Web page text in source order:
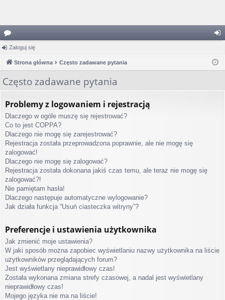
or
a og
Zaloguj się
Strona główna Często zadawane pytania
Często zadawane pytania
Problemy z logowaniem i rejestracją
Dlaczego w ogóle muszę się rejestrować?
Co to jest COPPA?
Dlaczego nie mogę się zarejestrować?
Rejestracja została przeprowadzona poprawnie, ale nie mogę się
zalogować!
Dlaczego nie mogę się zalogować?
Rejestracja została dokonana jakiś czas temu, ale teraz nie mogę się
zalogować?!
Nie pamiętam hasła!
Dlaczego następuje automatyczne wylogowanie?
Jak działa funkcja “Usuń ciasteczka witryny”?
Preferencje i ustawienia użytkownika
Jak zmienić moje ustawienia?
W jaki sposób można zapobiec wyświetlaniu nazwy użytkownika na liście
użytkowników przeglądających forum?
Jest wyświetlany nieprawidłowy czas!
Została wykonana zmiana strefy czasowej, a nadal jest wyświetlany
nieprawidłowy czas!
Mojego języka nie ma na liście!